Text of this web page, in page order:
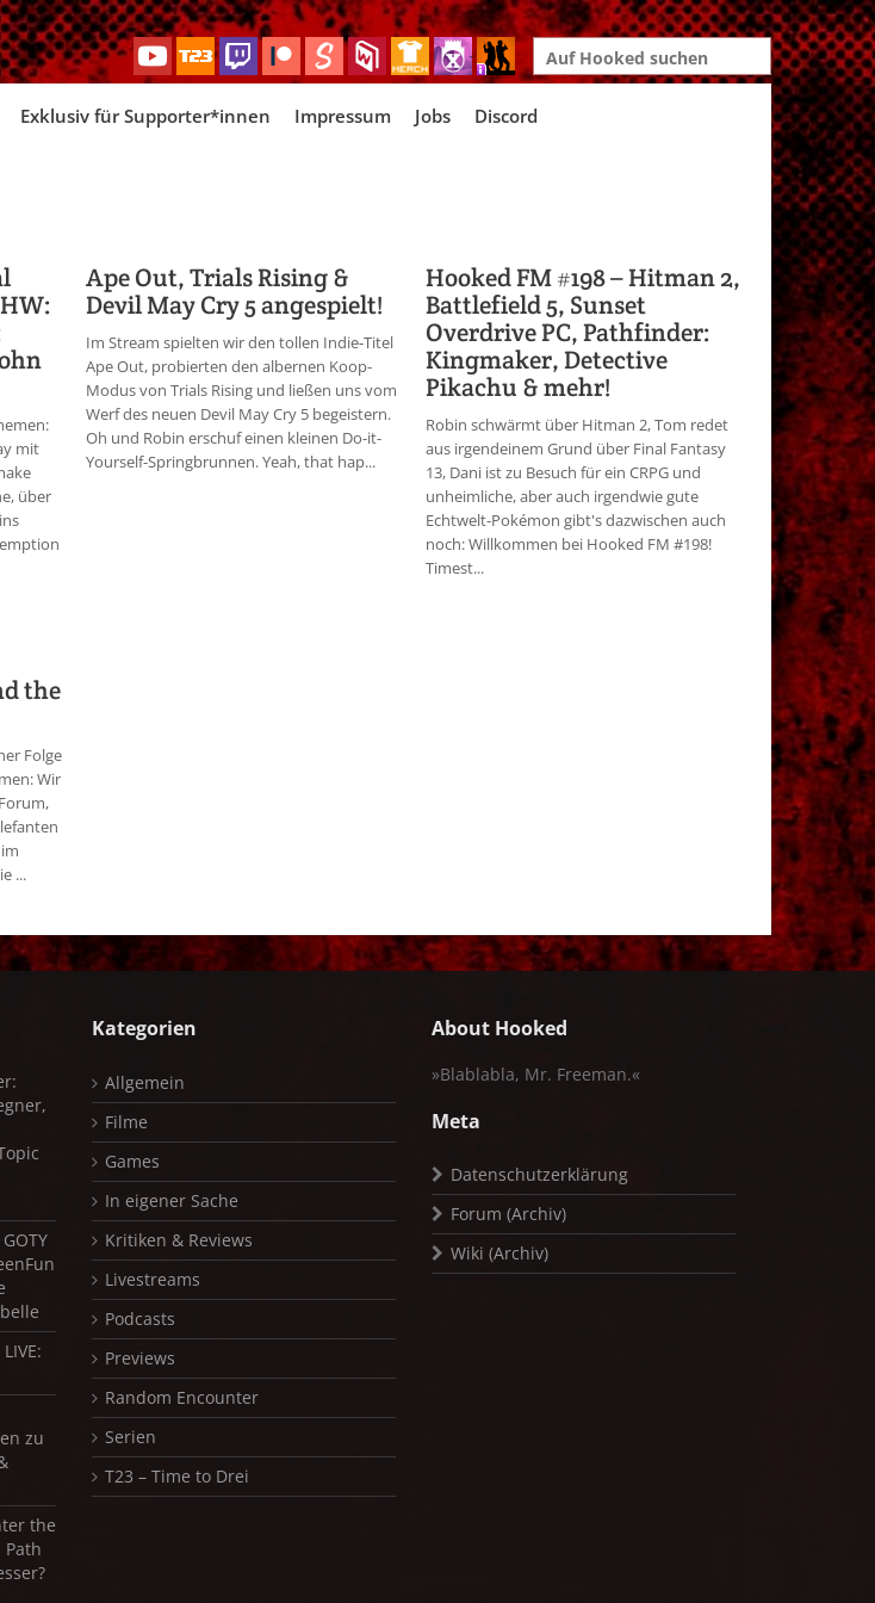
Search
for:
Exklusiv für Supporter*innen Impressum Jobs Discord
mit
über
Ape Out, Trials Rising &
Devil May Cry 5 angespielt!
Im Stream spielten wir den tollen Indie-Titel
Ape Out, probierten den albernen Koop-
Modus von Trials Rising und ließen uns vom
Werf des neuen Devil May Cry 5 begeistern.
Oh und Robin erschuf einen kleinen Do-it-
Yourself-Springbrunnen. Yeah, that hap...
Hooked FM #198 – Hitman 2,
Battlefield 5, Sunset
Overdrive PC, Pathfinder:
Kingmaker, Detective
Pikachu & mehr!
Robin schwärmt über Hitman 2, Tom redet
aus irgendeinem Grund über Final Fantasy
13, Dani ist zu Besuch für ein CRPG und
unheimliche, aber auch irgendwie gute
Echtwelt-Pokémon gibt's dazwischen auch
noch: Willkommen bei Hooked FM #198!
Timest...
the
Folge
Wir
...
zu
the
Kategorien
Allgemein
Filme
Games
In eigener Sache
Kritiken & Reviews
Livestreams
Podcasts
Previews
Random Encounter
Serien
T23 – Time to Drei
About Hooked
»Blablabla, Mr. Freeman.«
Meta
Datenschutzerklärung
Forum (Archiv)
Wiki (Archiv)